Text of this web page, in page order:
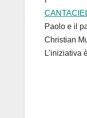
Paolo e il
Christian
L’iniziativa